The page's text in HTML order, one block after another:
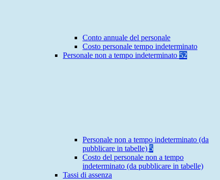
Conto annuale del personale
Costo personale tempo indeterminato
Personale non a tempo indeterminato 52
Personale non a tempo indeterminato (da
pubblicare in tabelle) 5
Costo del personale non a tempo
indeterminato (da pubblicare in tabelle)
Tassi di assenza